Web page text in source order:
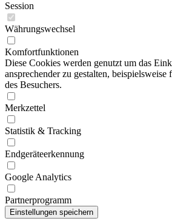
Session
Währungswechsel
Komfortfunktionen
Diese Cookies werden genutzt um das
ansprechender zu gestalten,
des Besuchers.
Merkzettel
Statistik & Tracking
Endgeräteerkennung
Google Analytics
Partnerprogramm